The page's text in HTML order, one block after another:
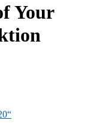
Your